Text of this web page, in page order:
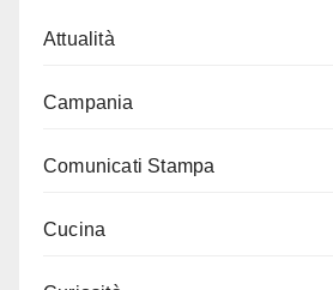
Attualità
Campania
Comunicati Stampa
Cucina